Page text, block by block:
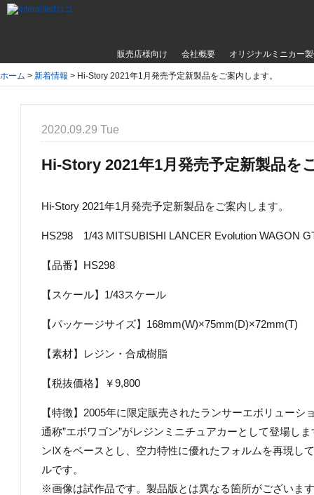
販売店様向け 会社概要 オリジナルミニカー
ホーム > 新着情報 > Hi-Story 2021年1月発売予定新製品をご案内します。
2020.09.29 Tue
Hi-Story 2021年1月発売予定新製品を
Hi-Story 2021年1月発売予定新製品をご案内します。
HS298 1/43 MITSUBISHI LANCER Evolution WAGON
【品番】HS298
【スケール】1/43スケール
【パッケージサイズ】168mm(W)×75mm(D)×72mm(T)
【素材】レジン・合成樹脂
【税抜価格】￥9,800
【特徴】2005年に限定販売されたランサーエボリュー
通称”エボワゴン”がレジンミニチュアカーとして登場し
ンⅨをベースとし、空力特性に優れたフォルムを再現し
ルです。
※画像は試作品です。製品版とは異なる箇所がございま